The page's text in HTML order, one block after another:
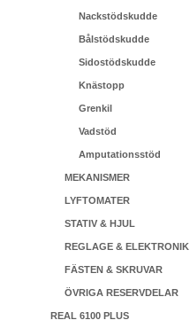
Nackstödskudde
Bålstödskudde
Sidostödskudde
Knästopp
Grenkil
Vadstöd
Amputationsstöd
MEKANISMER
LYFTOMATER
STATIV & HJUL
REGLAGE & ELEKTRONIK
FÄSTEN & SKRUVAR
ÖVRIGA RESERVDELAR
REAL 6100 PLUS